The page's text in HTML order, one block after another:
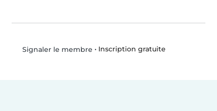
Signaler le membre • Inscription gratuite